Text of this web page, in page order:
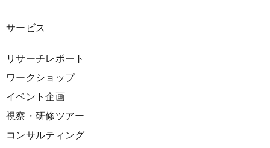
サービス
リサーチレポート
ワークショップ
イベント企画
視察・研修ツアー
コンサルティング